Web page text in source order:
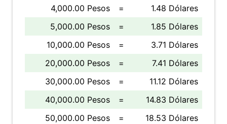
4,000.00 Pesos
=
1.48 Dólares
5,000.00 Pesos
=
1.85 Dólares
10,000.00 Pesos
=
3.71 Dólares
20,000.00 Pesos
=
7.41 Dólares
30,000.00 Pesos
=
11.12 Dólares
40,000.00 Pesos
=
14.83 Dólares
50,000.00 Pesos
= 18.53 Dólares